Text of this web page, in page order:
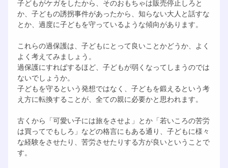
子どもがケガをしたから、そのおもちゃは販売停止しろと
か、子どもの誘拐事件があったから、知らない大人と話すな
とか、過度に子どもを守っているような傾向があります。
これらの過保護は、子どもにとって良いことかどうか、よく
よく考えてみましょう。
過保護にすればするほど、子どもが弱くなってしまうのでは
ないでしょうか。
子どもを守るという発想ではなく、子どもを鍛えるという考
え方に転換することが、全ての親に必要かと思われます。
古くから「可愛い子には旅をさせよ」とか「若いころの苦労
は買ってでもしろ」などの格言にもある通り、子どもに様々
な経験をさせたり、苦労させたりする方が良いということで
す。